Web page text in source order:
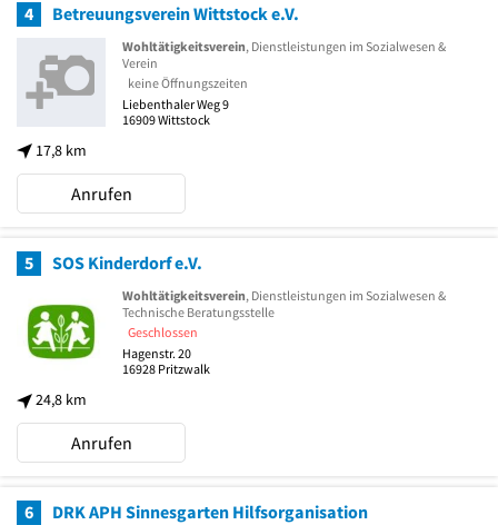
4 Betreuungsverein Wittstock e.V.
17,8 km
Wohltätigkeitsverein, Dienstleistungen im Sozialwesen &
Verein
keine Öffnungszeiten
Liebenthaler Weg 9
16909Wittstock
Anrufen
5 SOS Kinderdorf e.V.
24,8 km
Wohltätigkeitsverein, Dienstleistungen im Sozialwesen &
Technische Beratungsstelle
Geschlossen
Hagenstr. 20
16928 Pritzwalk
Anrufen
6 DRK APH Sinnesgarten Hilfsorganisation